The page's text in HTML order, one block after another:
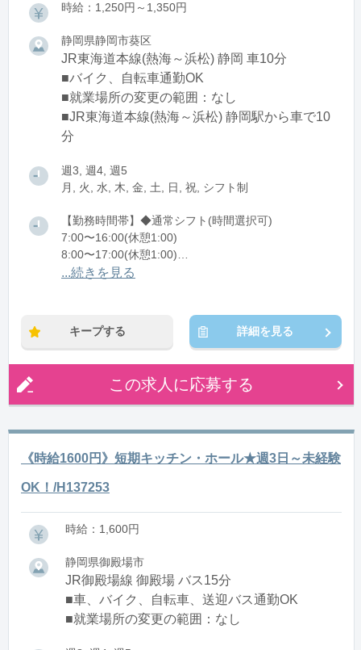
時給：1,250円～1,350円
静岡県静岡市葵区
JR東海道本線(熱海～浜松) 静岡 車10分
■バイク、自転車通勤OK
■就業場所の変更の範囲：なし
■JR東海道本線(熱海～浜松) 静岡駅から車で10
分
週3, 週4, 週5
月, 火, 水, 木, 金, 土, 日, 祝, シフト制
【勤務時間帯】◆通常シフト(時間選択可)
7:00〜16:00(休憩1:00)
8:00〜17:00(休憩1:00)
12:00〜21:00(休憩1:00)
...続きを見る
キープする 詳細を見る
この求人に応募する
《時給1600円》短期キッチン・ホール★週3日～未経験
OK！/H137253
時給：1,600円
静岡県御殿場市
JR御殿場線 御殿場 バス15分
■車、バイク、自転車、送迎バス通勤OK
■就業場所の変更の範囲：なし